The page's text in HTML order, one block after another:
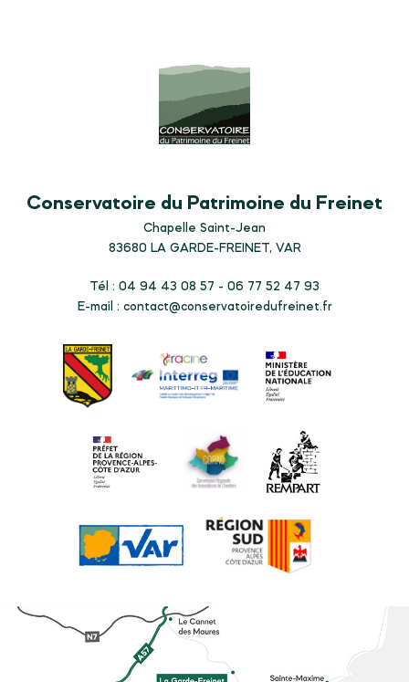
Conservatoire du Patrimoine du Freinet
Chapelle Saint-Jean
83680 LA GARDE-FREINET, VAR
Tél : 04 94 43 08 57 - 06 77 52 47 93
E-mail : contact@conservatoiredufreinet.fr